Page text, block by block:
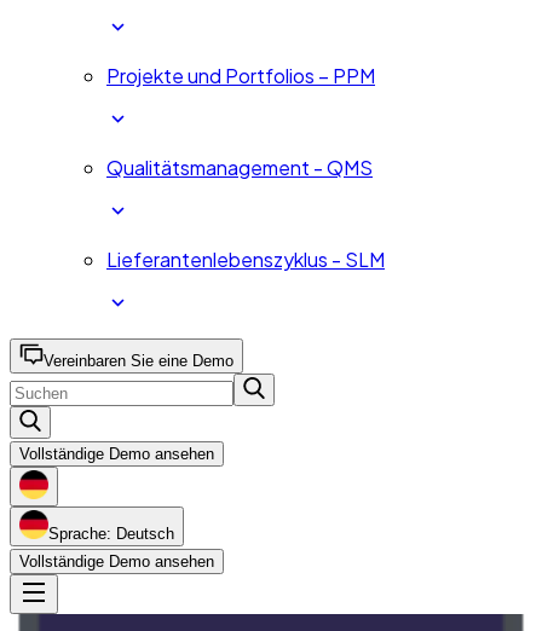
Projekte und Portfolios – PPM
Qualitätsmanagement - QMS
Lieferantenlebenszyklus - SLM
Vereinbaren Sie eine Demo
Vollständige Demo ansehen
Sprache: Deutsch
Vollständige Demo ansehen